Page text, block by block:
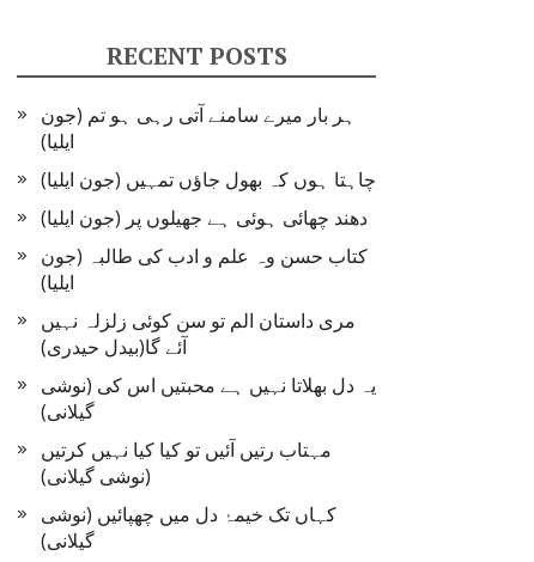
RECENT POSTS
ہر بار میرے سامنے آتی رہی ہو تم (جون
ایلیا)
چاہتا ہوں کہ بھول جاؤں تمہیں (جون ایلیا)
دھند چھائی ہوئی ہے جھیلوں پر (جون ایلیا)
کتاب حسن وہ علم و ادب کی طالبہ (جون
ایلیا)
مری داستان الم تو سن کوئی زلزلہ نہیں
آئے گا(بیدل حیدری)
یہ دل بھلاتا نہیں ہے محبتیں اس کی (نوشی
گیلانی)
مہتاب رتیں آئیں تو کیا کیا نہیں کرتیں
(نوشی گیلانی)
کہاں تک خیمۂ دل میں چھپائیں (نوشی
گیلانی)